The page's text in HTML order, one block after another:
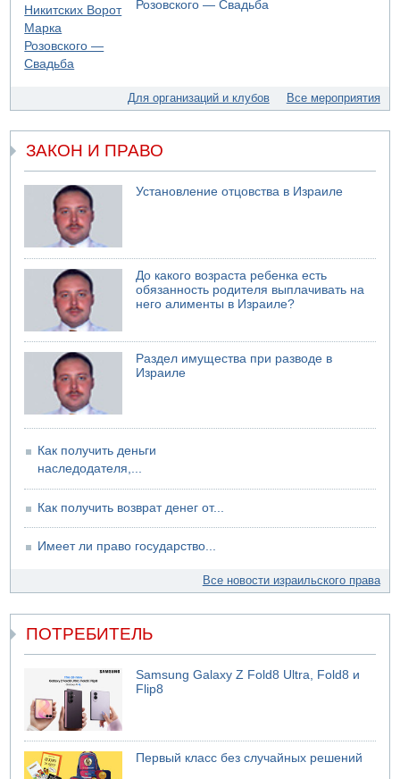
08.08.2026 14:43
Тело мужчины обнаружено сегодня на открытой
местности недалеко от Реховота
08.08.2026 11:02
Ynet: "Хизбалла" запустила БПЛА со взрывчаткой по
силам ЦАХАЛ
07.08.2026 19:16
ДТП в Ашдоде: тяжело ранены двое маленьких детей
07.08.2026 19:14
Скончался водитель, врезавшийся в стену в
Иерусалиме
07.08.2026 17:57
Подозреваемый в домогательствах в хостеле - Гильбоа
Дахан
07.08.2026 17:55
Обнародовано имя полицейского, подозреваемого в
коррупционных отношениях с Йоавом Элиаси
для уклонистов-харедим
07.08.2026 17:48
В Иерусалиме водитель врезался в забор и серьезно
пострадал
Розовского — Свадьба
Для организаций и клубов Все мероприятия
ЗАКОН И ПРАВО
Установление отцовства в Израиле
До какого возраста ребенка есть
обязанность родителя выплачивать на
него алименты в Израиле?
Раздел имущества при разводе в
Израиле
Как получить деньги
наследодателя,...
Как получить возврат денег от...
Имеет ли право государство...
Все новости израильского права
ПОТРЕБИТЕЛЬ
Samsung Galaxy Z Fold8 Ultra, Fold8 и
Flip8
Первый класс без случайных решений